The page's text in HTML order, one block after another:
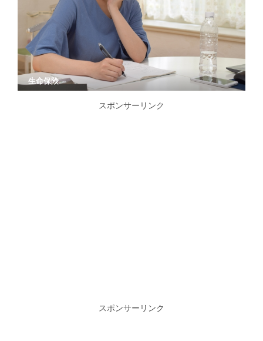
生命保険
スポンサーリンク
スポンサーリンク